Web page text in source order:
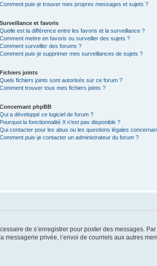
Comment puis-je trouver mes propres messages et sujets ?
Surveillance et favoris
Quelle est la différence entre les favoris et la surveillance ?
Comment mettre en favoris ou surveiller des sujets ?
Comment surveiller des forums ?
Comment puis-je supprimer mes surveillances de sujets ?
Fichiers joints
Quels fichiers joints sont autorisés sur ce forum ?
Comment trouver tous mes fichiers joints ?
Concernant phpBB
Qui a développé ce logiciel de forum ?
Pourquoi la fonctionnalité X n’est pas disponible ?
Qui contacter pour les abus ou les questions légales
Comment puis-je contacter un administrateur du forum ?
de s’enregistrer pour poster des messages.
privée, l’envoi de courriels aux autres